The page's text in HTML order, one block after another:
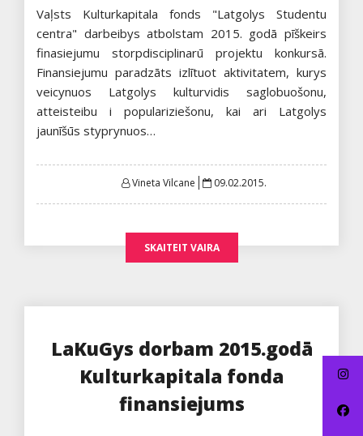
Vaļsts Kulturkapitala fonds "Latgolys Studentu
centra" darbeibys atbolstam 2015. godā pīškeirs
finasiejumu storpdisciplinarū projektu konkursā.
Finansiejumu paradzāts izlītuot aktivitatem, kurys
veicynuos Latgolys kulturvidis saglobuošonu,
atteisteibu i populariziešonu, kai ari Latgolys
jaunīšūs styprynuos…
Vineta Vilcane
Posted
09.02.2015.
SKAITEIT VAIRA
LaKuGys dorbam 2015.godā
Kulturkapitala fonda
finansiejums